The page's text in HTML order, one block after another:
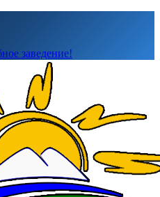
заведение!